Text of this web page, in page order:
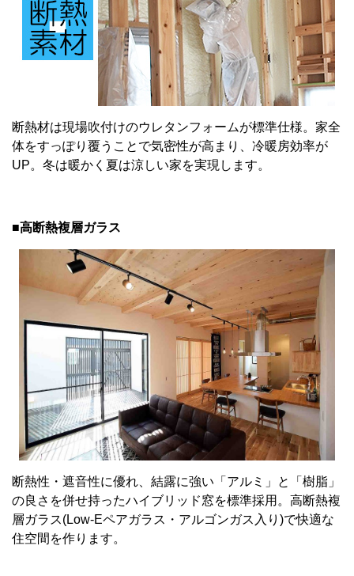
断熱材は現場吹付けのウレタンフォームが標準仕様。家全
体をすっぽり覆うことで気密性が高まり、冷暖房効率が
UP。冬は暖かく夏は涼しい家を実現します。
■高断熱複層ガラス
断熱性・遮音性に優れ、結露に強い「アルミ」と「樹脂」
の良さを併せ持ったハイブリッド窓を標準採用。高断熱複
層ガラス(Low-Eペアガラス・アルゴンガス入り)で快適な
住空間を作ります。